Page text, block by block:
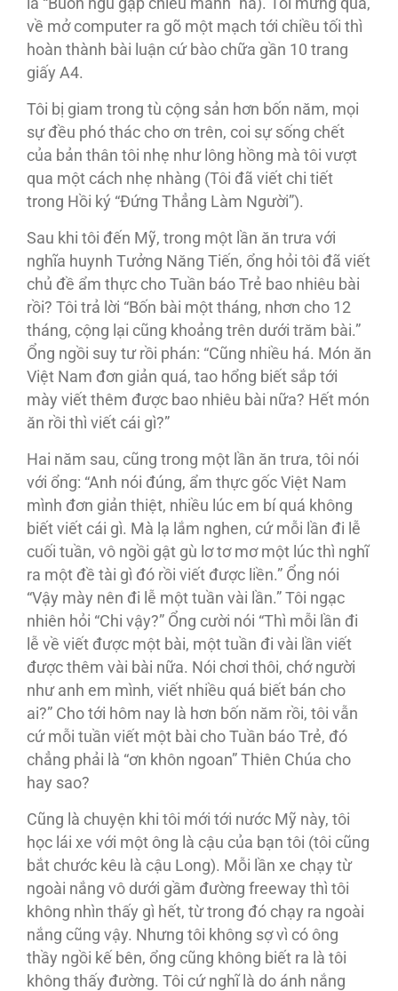
về mở computer ra gõ một mạch tới chiều tối thì
hoàn thành bài luận cứ bào chữa gần 10 trang
giấy A4.
Tôi bị giam trong tù cộng sản hơn bốn năm, mọi
sự đều phó thác cho ơn trên, coi sự sống chết
của bản thân tôi nhẹ như lông hồng mà tôi vượt
qua một cách nhẹ nhàng (Tôi đã viết chi tiết
trong Hồi ký “Ðứng Thẳng Làm Người”).
Sau khi tôi đến Mỹ, trong một lần ăn trưa với
nghĩa huynh Tưởng Năng Tiến, ổng hỏi tôi đã viết
chủ đề ẩm thực cho Tuần báo Trẻ bao nhiêu bài
rồi? Tôi trả lời “Bốn bài một tháng, nhơn cho 12
tháng, cộng lại cũng khoảng trên dưới trăm bài.”
Ổng ngồi suy tư rồi phán: “Cũng nhiều há. Món ăn
Việt Nam đơn giản quá, tao hổng biết sắp tới
mày viết thêm được bao nhiêu bài nữa? Hết món
ăn rồi thì viết cái gì?”
Hai năm sau, cũng trong một lần ăn trưa, tôi nói
với ổng: “Anh nói đúng, ẩm thực gốc Việt Nam
mình đơn giản thiệt, nhiều lúc em bí quá không
biết viết cái gì. Mà lạ lắm nghen, cứ mỗi lần đi lễ
cuối tuần, vô ngồi gật gù lơ tơ mơ một lúc thì nghĩ
ra một đề tài gì đó rồi viết được liền.” Ổng nói
“Vậy mày nên đi lễ một tuần vài lần.” Tôi ngạc
nhiên hỏi “Chi vậy?” Ổng cười nói “Thì mỗi lần đi
lễ về viết được một bài, một tuần đi vài lần viết
được thêm vài bài nữa. Nói chơi thôi, chớ người
như anh em mình, viết nhiều quá biết bán cho
ai?” Cho tới hôm nay là hơn bốn năm rồi, tôi vẫn
cứ mỗi tuần viết một bài cho Tuần báo Trẻ, đó
chẳng phải là “ơn khôn ngoan” Thiên Chúa cho
hay sao?
Cũng là chuyện khi tôi mới tới nước Mỹ này, tôi
học lái xe với một ông là cậu của bạn tôi (tôi cũng
bắt chước kêu là cậu Long). Mỗi lần xe chạy từ
ngoài nắng vô dưới gầm đường freeway thì tôi
không nhìn thấy gì hết, từ trong đó chạy ra ngoài
nắng cũng vậy. Nhưng tôi không sợ vì có ông
thầy ngồi kế bên, ổng cũng không biết ra là tôi
không thấy đường. Tôi cứ nghĩ là do ánh nắng